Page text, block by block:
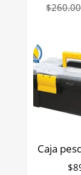
$260.00
Caja
$